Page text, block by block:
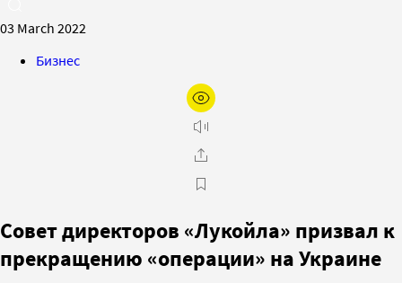
03 March 2022
Бизнес
Совет директоров «Лукойла» призвал к
прекращению «операции» на Украине